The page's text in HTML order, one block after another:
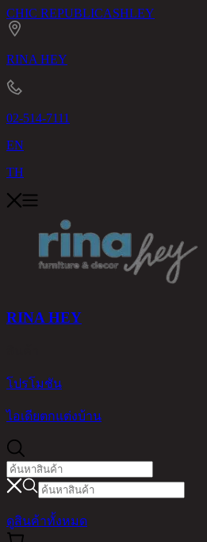
CHIC REPUBLICASHLEY
RINA HEY
02-514-7111
EN
TH
RINA HEY
โปรโมชัน
ไอเดียตกแต่งบ้าน
ดูสินค้าทั้งหมด